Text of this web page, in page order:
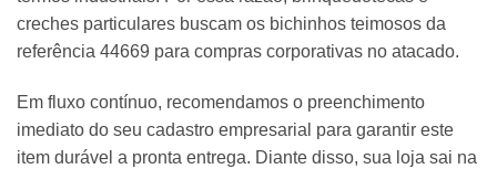
creches particulares buscam os bichinhos teimosos da
referência 44669 para compras corporativas no atacado.
Em fluxo contínuo, recomendamos o preenchimento
imediato do seu cadastro empresarial para garantir este
item durável a pronta entrega. Diante disso, sua loja sai na